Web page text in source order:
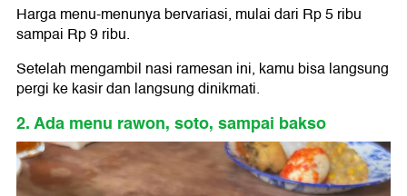
Harga menu-menunya bervariasi, mulai dari Rp 5 ribu
sampai Rp 9 ribu.
Setelah mengambil nasi ramesan ini, kamu bisa langsung
pergi ke kasir dan langsung dinikmati.
2. Ada menu rawon, soto, sampai bakso